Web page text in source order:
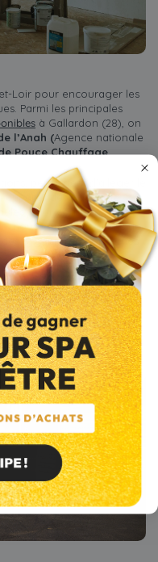
Loir pour encourager les
Parmi les principales
à Gallardon (28), on
l’Anah (Agence nationale
Pouce Chauffage.
permettent d’alléger le
appareil de chauffage
Pour connaître les
nous vous conseillons de
organismes concernés.